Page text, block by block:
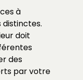
à
distinctes.
doit
des
par votre